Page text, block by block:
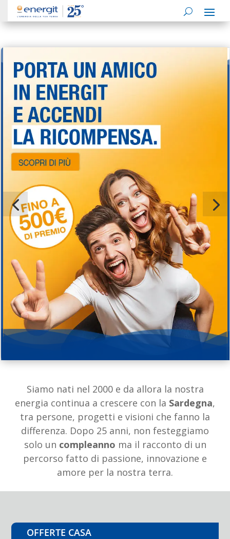
Siamo nati nel 2000 e da allora la nostra
energia continua a crescere con la Sardegna,
tra persone, progetti e visioni che fanno la
differenza. Dopo 25 anni, non festeggiamo
solo un compleanno ma il racconto di un
percorso fatto di passione, innovazione e
amore per la nostra terra.
OFFERTE CASA